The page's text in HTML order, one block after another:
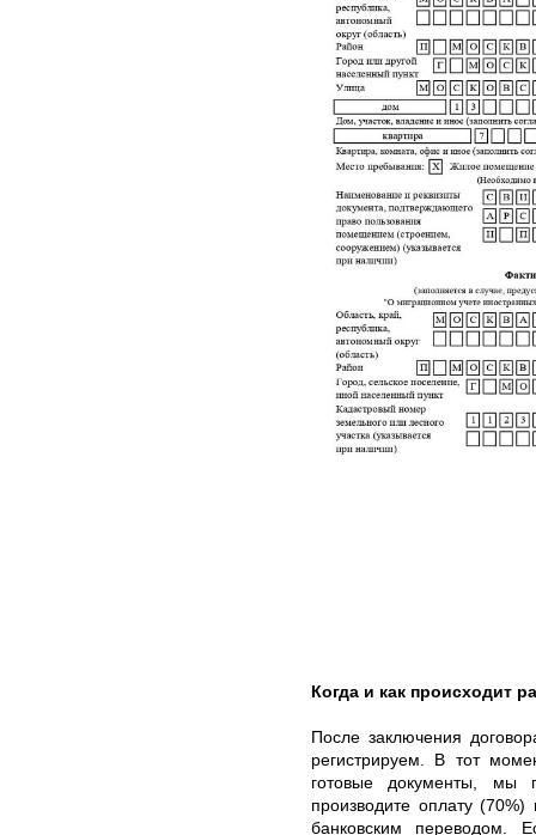
Когда и как происходит
После заключения
регистрируем. В тот
готовые документы, мы
производите оплату
банковским переводом.